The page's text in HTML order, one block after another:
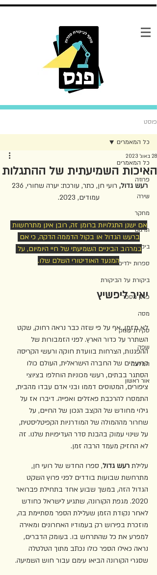
פוסט
כל המאמרים
פרוזה
שירה
מחקר
תרגום
ביקורת צעירה
ספרות ילדים
ביקורת על הביקורת
פרק מספר
מסה
סקירת עומק
שפה
המלצה
אור ראשון
כל המאמרים
האיכות השמיעתית של ההתגלות
28 באוג׳ 2023
רעש גדול,
עמודים, 2023.
אם ישנן התגלויות ברומן זה, רובן אינן מתרחשות
ברעש הגדול או בקול הדממה הדקה, כי אם
במרחב הביניים השמיעתי של חיי היומיום, על
המנעד האודיטורי השלם שלו.
יאיר ליפשיץ
לא מזמן, אף על פי שזה כבר נראה רחוק, שקט
השתרר על כדור הארץ. לפני הזמבורות של
ההפגנות, הצרחות בוועדת חוקה ורעשי הקריסה
הרועמים של החברה הישראלית, העולם כולו
הסתגר בבתים, רעשי מכוניות הוחלפו בציוצי
ציפורים, המטוסים דממו ובני אדם עבדו מהבית,
התמסרו להרכבת פאזלים ואפייה. דיברו אז על
גילוי מחודש של הקצב הנכון של החיים, על
שחרור מההמולה של המודרניות הקפיטליסטית,
על שינוי עמוק בהבנת סדר העדיפויות שלנו. זה
לא החזיק מעמד הרבה זמן.
עלילת רעש גדול, ספרו החדש של רועי חן,
מתרחשת שבועות בודדים לפני פרוץ השקט
הגדול הזה, במשך שבוע אחד בתחילת פברואר
2020. מגפת הקורונה, שתגיע לישראל כחודש
לאחר נקודת הזמן שעלילת הספר מסתיימת בה,
מוזכרת בפירוש רק בעמודיו האחרונים ומאירה
למפרע את כל שהתרחש בו. בעומק הדברים,
נראה כאילו הספר כולו נכתב מתוך הטלטלה
שסגרי הקורונה הביאו עימם עבור חוש השמיעה.